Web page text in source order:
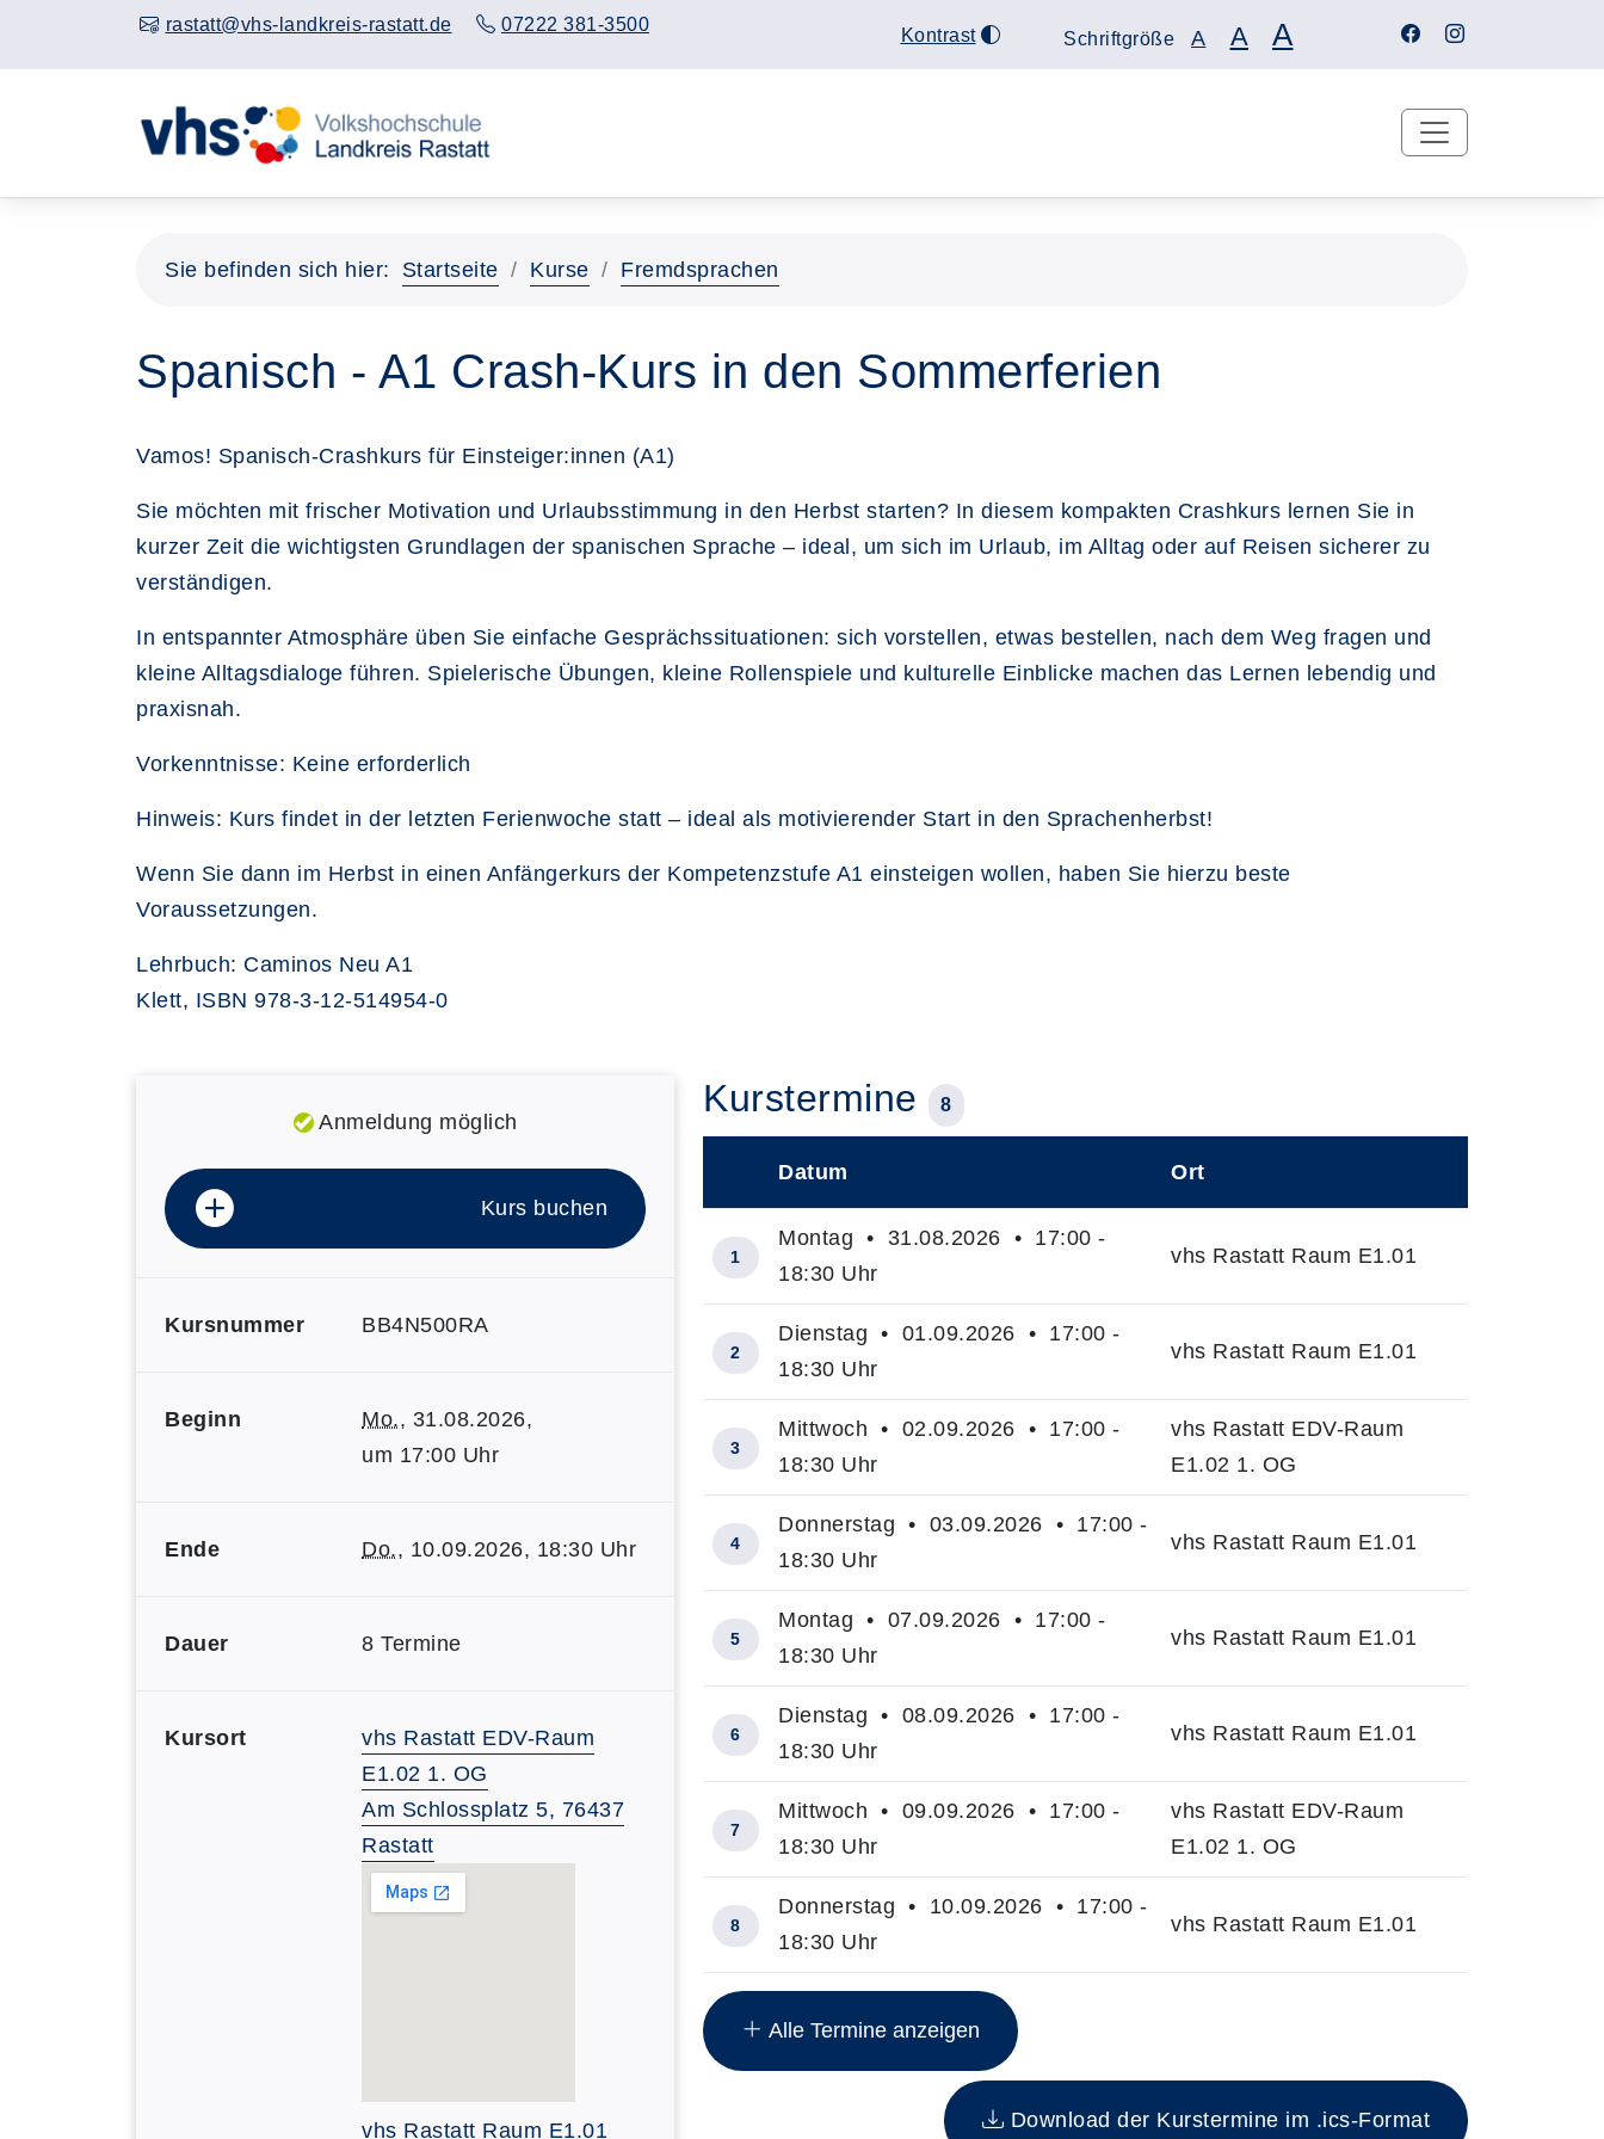
rastatt@vhs-landkreis-rastatt.de 07222 381-3500 Kontrast Schriftgröße A A A
Sie befinden sich hier: Startseite Kurse Fremdsprachen
Spanisch - A1 Crash-Kurs in den Sommerferien
Vamos! Spanisch-Crashkurs für Einsteiger:innen (A1)
Sie möchten mit frischer Motivation und Urlaubsstimmung in den Herbst starten? In diesem kompakten Crashkurs lernen Sie in
kurzer Zeit die wichtigsten Grundlagen der spanischen Sprache – ideal, um sich im Urlaub, im Alltag oder auf Reisen sicherer zu
verständigen.
In entspannter Atmosphäre üben Sie einfache Gesprächssituationen: sich vorstellen, etwas bestellen, nach dem Weg fragen und
kleine Alltagsdialoge führen. Spielerische Übungen, kleine Rollenspiele und kulturelle Einblicke machen das Lernen lebendig und
praxisnah.
Vorkenntnisse: Keine erforderlich
Hinweis: Kurs findet in der letzten Ferienwoche statt – ideal als motivierender Start in den Sprachenherbst!
Wenn Sie dann im Herbst in einen Anfängerkurs der Kompetenzstufe A1 einsteigen wollen, haben Sie hierzu beste
Voraussetzungen.
Lehrbuch: Caminos Neu A1
Klett, ISBN 978-3-12-514954-0
Anmeldung möglich
Kurs buchen
Kursnummer BB4N500RA
Beginn Mo., 31.08.2026,
um 17:00 Uhr
Ende Do., 10.09.2026, 18:30 Uhr
Dauer 8 Termine
Kursort
vhs Rastatt EDV-Raum
E1.02 1. OG
Am Schlossplatz 5, 76437
Rastatt
vhs Rastatt Raum E1.01
Kurstermine 8
Insgesamt gibt es 8 Termine zum diesen Kurs
Datum Ort
1
Montag • 31.08.2026 • 17:00 -
18:30 Uhr
vhs Rastatt Raum E1.01
2
Dienstag • 01.09.2026 • 17:00 -
18:30 Uhr
vhs Rastatt Raum E1.01
3
Mittwoch • 02.09.2026 • 17:00 -
18:30 Uhr
vhs Rastatt EDV-Raum
E1.02 1. OG
4
Donnerstag • 03.09.2026 • 17:00 -
18:30 Uhr
vhs Rastatt Raum E1.01
5
Montag • 07.09.2026 • 17:00 -
18:30 Uhr
vhs Rastatt Raum E1.01
6
Dienstag • 08.09.2026 • 17:00 -
18:30 Uhr
vhs Rastatt Raum E1.01
7
Mittwoch • 09.09.2026 • 17:00 -
18:30 Uhr
vhs Rastatt EDV-Raum
E1.02 1. OG
8
Donnerstag • 10.09.2026 • 17:00 -
18:30 Uhr
vhs Rastatt Raum E1.01
Alle Termine anzeigen
Download der Kurstermine im .ics-Format